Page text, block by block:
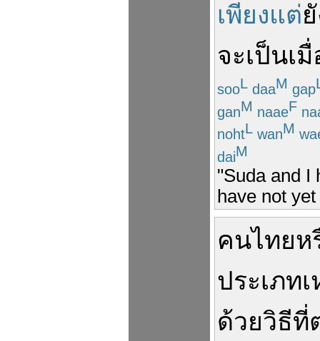
เพียงแต่
จะเป็นเ
sooL daaM gap
ganM naaeF
nohtL wanM
daiM
"Suda and I
have not
คนไทยห
ประเภท
ด้วยวิธีที่